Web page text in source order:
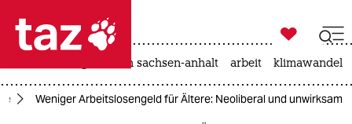
 taz zahl ich
taz zahl ich

taz zahl ich
landtagswahl in sachsen-anhalt arbeit klimawandel
Weniger Arbeitslosengeld für Ältere: Neoliberal und unwirksam